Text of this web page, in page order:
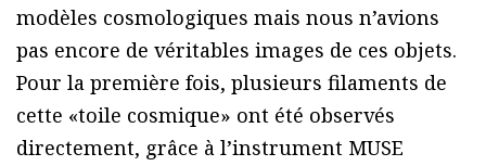
modèles cosmologiques mais nous n’avions
pas encore de véritables images de ces objets.
Pour la première fois, plusieurs filaments de
cette «toile cosmique» ont été observés
directement, grâce à l’instrument MUSE